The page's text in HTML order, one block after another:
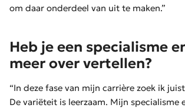
om daar onderdeel van uit te maken.”
Heb je een specialisme
meer over vertellen?
“In deze fase van mijn carrière zoek ik
De variëteit is leerzaam. Mijn specialisme